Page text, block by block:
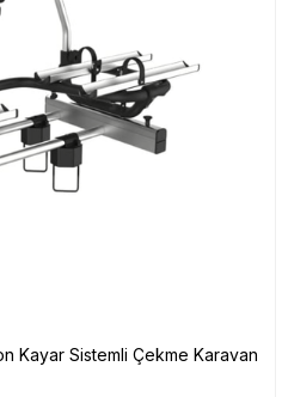
Kayar Sistemli Çekme Karavan